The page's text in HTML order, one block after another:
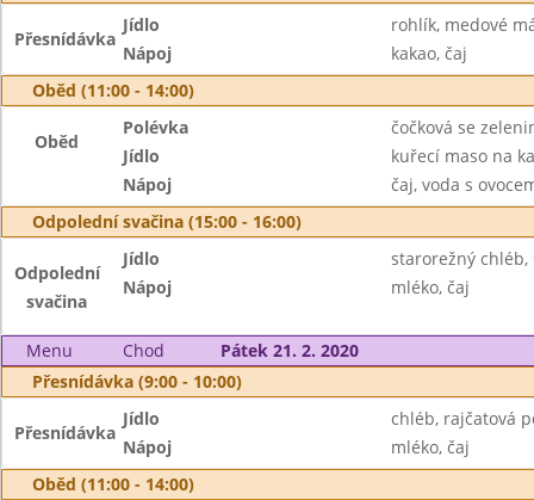
Přesnídávka
Jídlo
rohlík, medové
Nápoj
kakao, čaj
Oběd (11:00 - 14:00)
Oběd
Polévka
čočková se
Jídlo
kuřecí maso na
Nápoj
čaj, voda s
Odpolední svačina (15:00 - 16:00)
Odpolední
svačina
Jídlo
starorežný chléb,
Nápoj
mléko, čaj
Menu Chod
Pátek 21. 2. 2020
Přesnídávka (9:00 - 10:00)
Přesnídávka
Jídlo
chléb, rajčatová
Nápoj
mléko, čaj
Oběd (11:00 - 14:00)